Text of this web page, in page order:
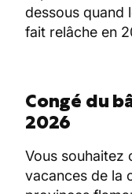
dessous quand
fait relâche en
Congé du
2026
Vous souhaitez
vacances de la